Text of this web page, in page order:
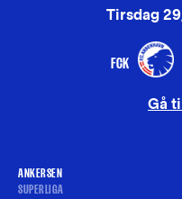
Tirsdag
FCK
Gå
ANKERSEN
SUPERLIGA